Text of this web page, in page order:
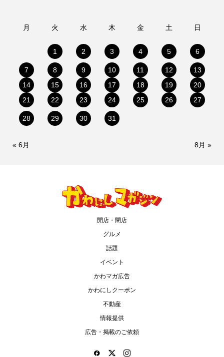
月 火 水 木 金 土 日
1 2 3 4 5 6
7 8 9 10 11 12
13
14
15 16 17 18 19
20
21
22 23 24 25 26 27
28 29 30 31
« 6月 8月 »
開店・閉店
グルメ
話題
イベント
かわマガ広告
かわにしクーポン
不動産
情報提供
広告・掲載のご依頼